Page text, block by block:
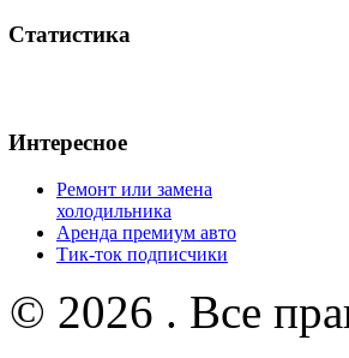
Статистика
Интересное
Ремонт или замена
холодильника
Аренда премиум авто
Тик-ток подписчики
© 2026 . Все